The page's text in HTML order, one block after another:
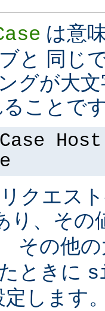
は意
と 同じ
グが大
ことで
クエス
り、その
その他
ときに
定します